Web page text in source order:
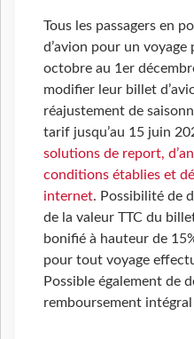
Tous les passagers en
d’avion pour un
octobre au 1er
modifier leur billet
réajustement de
tarif jusqu’au 15 juin
solutions de report,
conditions établies et
internet. Possibilité de
de la valeur TTC du
bonifié à hauteur de
pour tout voyage
Possible également de
remboursement